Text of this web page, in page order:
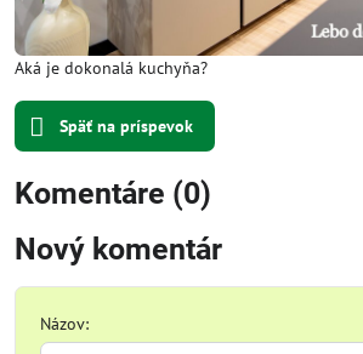
Aká je dokonalá kuchyňa?
Späť na príspevok
Komentáre (0)
Nový komentár
Názov: